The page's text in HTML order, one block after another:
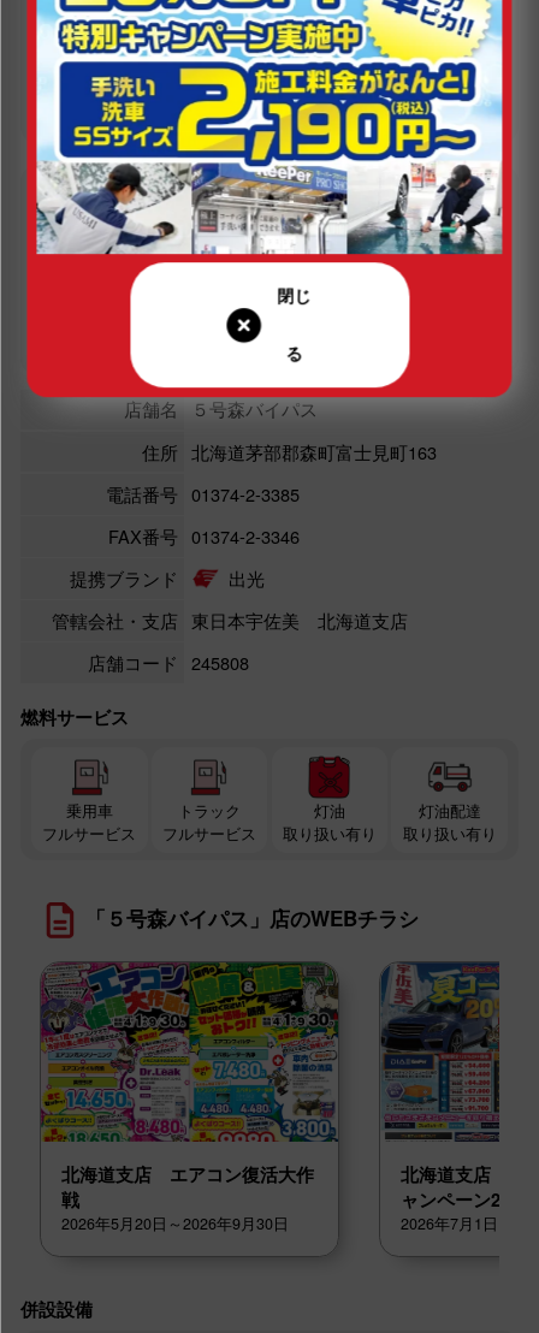
店舗名
５号森バイパス
住所 北海道茅部郡森町富士見町163
電話番号 01374-2-3385
FAX番号 01374-2-3346
提携ブランド
出光
管轄会社・支店
東日本宇佐美 北海道支店
店舗コード
245808
定休日（年末年始は除く）
年中無休
営業時間（年末年始は除く）
24
時間営業
現在の営業状況
営業中
燃料サービス
乗用車
フルサービス
トラック
フルサービス
灯油
取り扱い有り
灯油配達
取り扱い有り
「５号森バイパス」店のWEBチラシ
北海道支店 エアコン復活大作
戦
2026年5月20日～2026年9月30日
北海道支店 夏
ャンペーン2026
2026年7月1日～
併設設備